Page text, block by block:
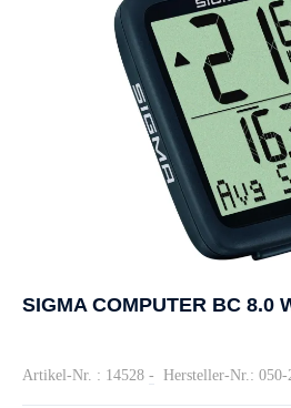
SIGMA COMPUTER BC 8.0
Artikel-Nr. : 14528 - Hersteller-Nr.: 050-